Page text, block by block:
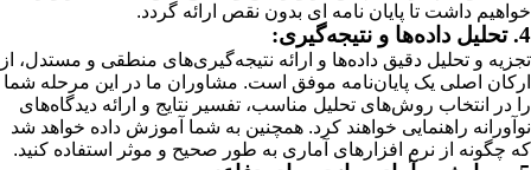
خواهیم داشت تا پایان نامه ای بدون نقص ارائه گردد.
4. تحلیل داده‌ها و نتیجه‌گیری:
تجزیه و تحلیل دقیق داده‌ها و ارائه نتیجه‌گیری‌های منطقی و مستدل، از
ارکان اصلی یک پایان‌نامه موفق است. مشاوران ما در این مرحله شما
را در انتخاب روش‌های تحلیل مناسب، تفسیر نتایج و ارائه دیدگاه‌های
نوآورانه راهنمایی خواهند کرد. همچنین به شما آموزش داده خواهد شد
که چگونه از نرم افزارهای آماری به طور صحیح و موثر استفاده کنید.